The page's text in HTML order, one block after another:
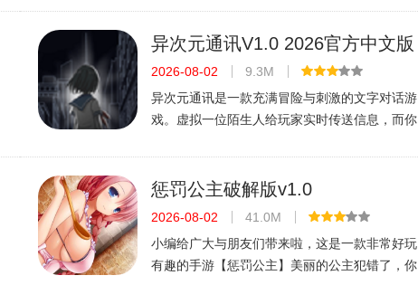
一起来看看吧。
异次元通讯V1.0 2026官方中文版
2026-08-02
9.3M
异次元通讯是一款充满冒险与刺激的文字对话游
戏。虚拟一位陌生人给玩家实时传送信息，而你
角交流过程中逐步了解事件的来龙去
惩罚公主破解版v1.0
2026-08-02
41.0M
小编给广大与朋友们带来啦，这是一款非常好玩
有趣的手游【惩罚公主】美丽的公主犯错了，你